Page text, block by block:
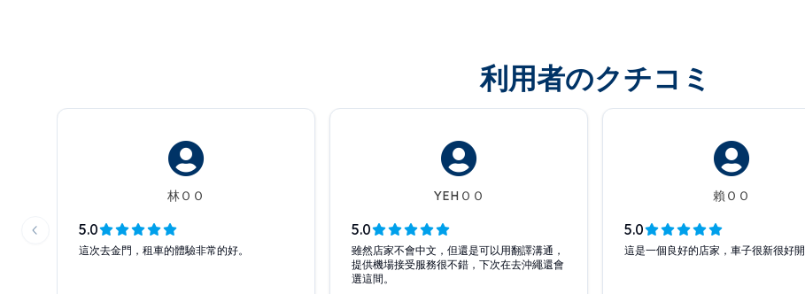
利用者のクチコミ
林ＯＯ
5.0
這次去金門，租車的體驗非常的好。
YEHＯＯ
5.0
雖然店家不會中文，但還是可以用翻譯溝通，
提供機場接受服務很不錯，下次在去沖繩還會
選這間。
賴ＯＯ
5.0
這是一個良好的店家，車子很新很好開
Previous slide